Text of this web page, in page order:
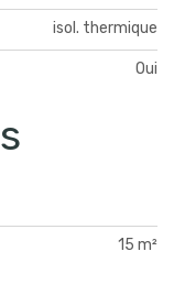
isol. thermique
Oui
15 m²